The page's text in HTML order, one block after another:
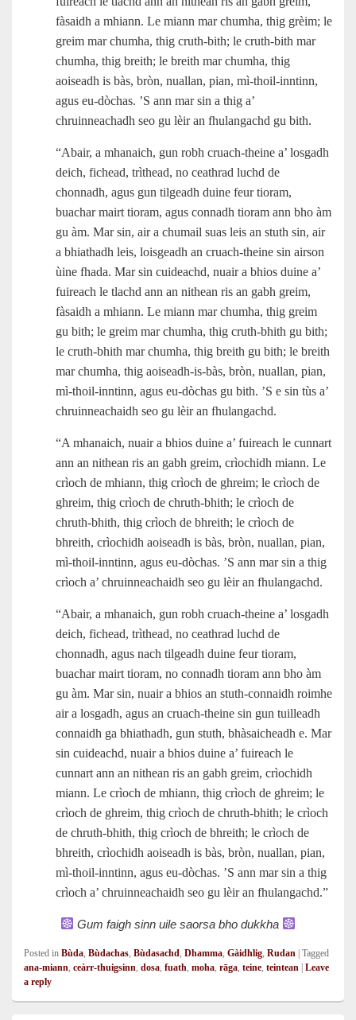
fàsaidh a mhiann. Le miann mar chumha, thig grèim; le
greim mar chumha, thig cruth‑bith; le cruth‑bith mar
chumha, thig breith; le breith mar chumha, thig
aoiseadh is bàs, bròn, nuallan, pian, mì‑thoil-inntinn,
agus eu‑dòchas. ’S ann mar sin a thig a’
chruinneachadh seo gu lèir an fhulangachd gu bith.
“Abair, a mhanaich, gun robh cruach-theine a’ losgadh
deich, fichead, trìthead, no ceathrad luchd de
chonnadh, agus gun tilgeadh duine feur tioram,
buachar mairt tioram, agus connadh tioram ann bho àm
gu àm. Mar sin, air a chumail suas leis an stuth sin, air
a bhiathadh leis, loisgeadh an cruach-theine sin airson
ùine fhada. Mar sin cuideachd, nuair a bhios duine a’
fuireach le tlachd ann an nithean ris an gabh greim,
fàsaidh a mhiann. Le miann mar chumha, thig greim
gu bith; le greim mar chumha, thig cruth-bhith gu bith;
le cruth-bhith mar chumha, thig breith gu bith; le breith
mar chumha, thig aoiseadh‑is‑bàs, bròn, nuallan, pian,
mì‑thoil-inntinn, agus eu‑dòchas gu bith. ’S e sin tùs a’
chruinneachaidh seo gu lèir an fhulangachd.
“A mhanaich, nuair a bhios duine a’ fuireach le cunnart
ann an nithean ris an gabh greim, crìochidh miann. Le
crìoch de mhiann, thig crìoch de ghreim; le crìoch de
ghreim, thig crìoch de chruth-bhith; le crìoch de
chruth-bhith, thig crìoch de bhreith; le crìoch de
bhreith, crìochidh aoiseadh is bàs, bròn, nuallan, pian,
mì‑thoil-inntinn, agus eu‑dòchas. ’S ann mar sin a thig
crìoch a’ chruinneachaidh seo gu lèir an fhulangachd.
“Abair, a mhanaich, gun robh cruach-theine a’ losgadh
deich, fichead, trìthead, no ceathrad luchd de
chonnadh, agus nach tilgeadh duine feur tioram,
buachar mairt tioram, no connadh tioram ann bho àm
gu àm. Mar sin, nuair a bhios an stuth-connaidh roimhe
air a losgadh, agus an cruach-theine sin gun tuilleadh
connaidh ga bhiathadh, gun stuth, bhàsaicheadh e. Mar
sin cuideachd, nuair a bhios duine a’ fuireach le
cunnart ann an nithean ris an gabh greim, crìochidh
miann. Le crìoch de mhiann, thig crìoch de ghreim; le
crìoch de ghreim, thig crìoch de chruth-bhith; le crìoch
de chruth-bhith, thig crìoch de bhreith; le crìoch de
bhreith, crìochidh aoiseadh is bàs, bròn, nuallan, pian,
mì‑thoil-inntinn, agus eu‑dòchas. ’S ann mar sin a thig
crìoch a’ chruinneachaidh seo gu lèir an fhulangachd.”
Gum faigh sinn uile saorsa bho dukkha
Posted in Bùda, Bùdachas, Bùdasachd, Dhamma, Gàidhlig, Rudan Tagged
ana-miann, ceàrr-thuigsinn, dosa, fuath, moha, rāga, teine, teintean Leave
a reply